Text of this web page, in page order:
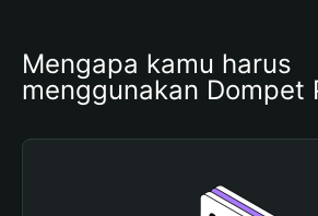
Mengapa kamu harus
menggunakan Dompet